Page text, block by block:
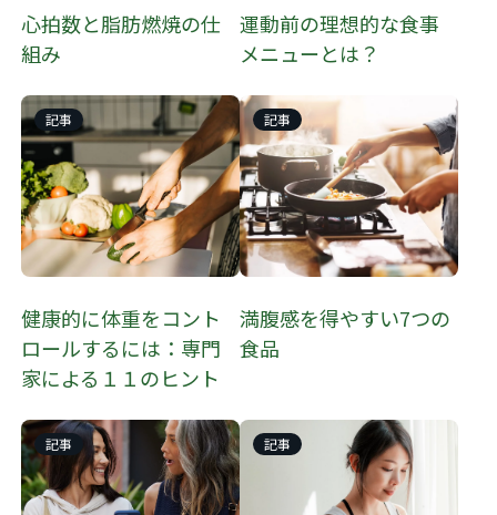
​​心拍数と脂肪燃焼の仕
組み​
運動前の理想的な食事
メニューとは？
記事
健康的に体重をコント
ロールするには：専門
家による１１のヒント
記事
満腹感を得やすい7つの
食品
記事 記事